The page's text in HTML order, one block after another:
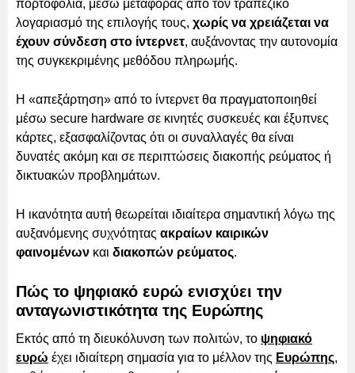
πορτοφόλια, μέσω μεταφοράς από τον τραπεζικό
λογαριασμό της επιλογής τους, χωρίς να χρειάζεται να
έχουν σύνδεση στο ίντερνετ, αυξάνοντας την αυτονομία
της συγκεκριμένης μεθόδου πληρωμής.
Η «απεξάρτηση» από το ίντερνετ θα πραγματοποιηθεί
μέσω secure hardware σε κινητές συσκευές και έξυπνες
κάρτες, εξασφαλίζοντας ότι οι συναλλαγές θα είναι
δυνατές ακόμη και σε περιπτώσεις διακοπής ρεύματος ή
δικτυακών προβλημάτων.
Η ικανότητα αυτή θεωρείται ιδιαίτερα σημαντική λόγω της
αυξανόμενης συχνότητας ακραίων καιρικών
φαινομένων και διακοπών ρεύματος.
Πώς το ψηφιακό ευρώ ενισχύει την
ανταγωνιστικότητα της Ευρώπης
Εκτός από τη διευκόλυνση των πολιτών, το ψηφιακό
ευρώ έχει ιδιαίτερη σημασία για το μέλλον της Ευρώπης,